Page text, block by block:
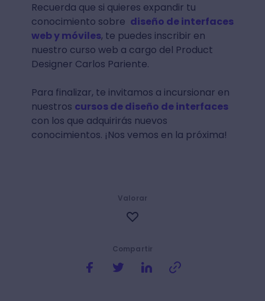
Recuerda que si quieres expandir tu
conocimiento sobre diseño de interfaces
web y móviles, te puedes inscribir en
nuestro curso web a cargo del Product
Designer Carlos Pariente.
Para finalizar, te invitamos a incursionar en
nuestros cursos de diseño de interfaces
con los que adquirirás nuevos
conocimientos. ¡Nos vemos en la próxima!
Compartir
Valorar